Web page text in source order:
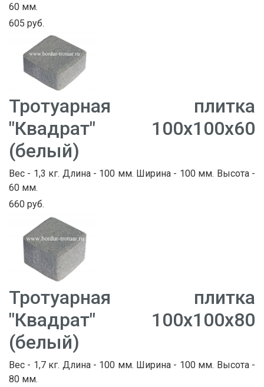
60 мм.
605 руб.
Тротуарная плитка
"Квадрат" 100х100х60
(белый)
Вес - 1,3 кг. Длина - 100 мм. Ширина - 100 мм. Высота -
60 мм.
660 руб.
Тротуарная плитка
"Квадрат" 100х100х80
(белый)
Вес - 1,7 кг. Длина - 100 мм. Ширина - 100 мм. Высота -
80 мм.